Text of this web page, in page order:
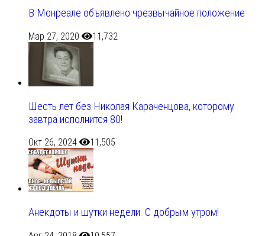
В Монреале объявлено чрезвычайное положение
Мар 27, 2020 11,732
Шесть лет без Николая Караченцова, которому
завтра исполнится 80!
Окт 26, 2024 11,505
Анекдоты и шутки недели. С добрым утром!